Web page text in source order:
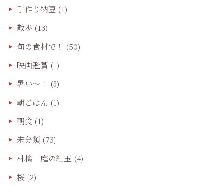
手作り納豆 (1)
散歩(13)
旬の食材で！ (50)
映画鑑賞 (1)
暑い～！ (3)
朝ごはん (1)
朝食(1)
未分類 (73)
林檎 庭の紅玉 (4)
桜(2)